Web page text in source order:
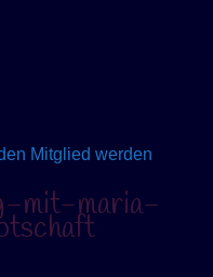
Mitglied werden
mit-maria-